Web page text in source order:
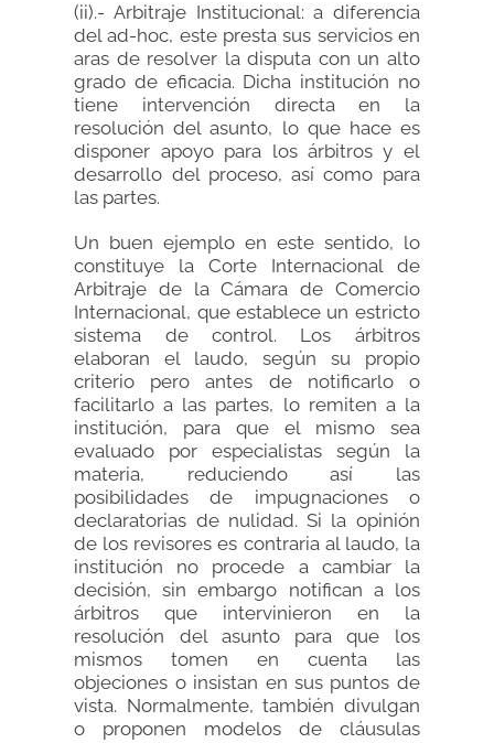
(ii).- Arbitraje Institucional: a diferencia
del ad-hoc, este presta sus servicios en
aras de resolver la disputa con un alto
grado de eficacia. Dicha institución no
tiene intervención directa en la
resolución del asunto, lo que hace es
disponer apoyo para los árbitros y el
desarrollo del proceso, así como para
las partes.
Un buen ejemplo en este sentido, lo
constituye la Corte Internacional de
Arbitraje de la Cámara de Comercio
Internacional, que establece un estricto
sistema de control. Los árbitros
elaboran el laudo, según su propio
criterio pero antes de notificarlo o
facilitarlo a las partes, lo remiten a la
institución, para que el mismo sea
evaluado por especialistas según la
materia, reduciendo así las
posibilidades de impugnaciones o
declaratorias de nulidad. Si la opinión
de los revisores es contraria al laudo, la
institución no procede a cambiar la
decisión, sin embargo notifican a los
árbitros que intervinieron en la
resolución del asunto para que los
mismos tomen en cuenta las
objeciones o insistan en sus puntos de
vista. Normalmente, también divulgan
o proponen modelos de cláusulas